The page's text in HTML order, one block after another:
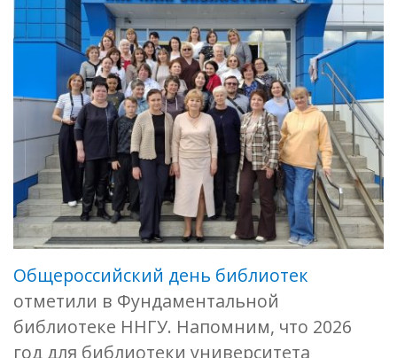
Общероссийский день библиотек
отметили в Фундаментальной
библиотеке ННГУ. Напомним, что 2026
год для библиотеки университета